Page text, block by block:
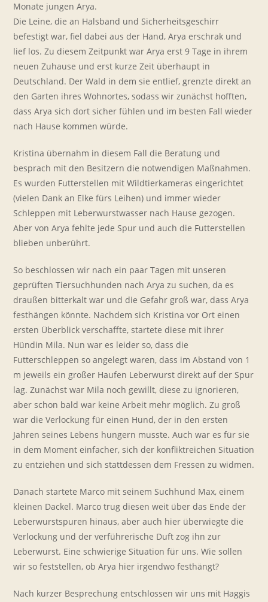
Monate jungen Arya.
Die Leine, die an Halsband und Sicherheitsgeschirr
befestigt war, fiel dabei aus der Hand, Arya erschrak und
lief los. Zu diesem Zeitpunkt war Arya erst 9 Tage in ihrem
neuen Zuhause und erst kurze Zeit überhaupt in
Deutschland. Der Wald in dem sie entlief, grenzte direkt an
den Garten ihres Wohnortes, sodass wir zunächst hofften,
dass Arya sich dort sicher fühlen und im besten Fall wieder
nach Hause kommen würde.
Kristina übernahm in diesem Fall die Beratung und
besprach mit den Besitzern die notwendigen Maßnahmen.
Es wurden Futterstellen mit Wildtierkameras eingerichtet
(vielen Dank an Elke fürs Leihen) und immer wieder
Schleppen mit Leberwurstwasser nach Hause gezogen.
Aber von Arya fehlte jede Spur und auch die Futterstellen
blieben unberührt.
So beschlossen wir nach ein paar Tagen mit unseren
geprüften Tiersuchhunden nach Arya zu suchen, da es
draußen bitterkalt war und die Gefahr groß war, dass Arya
festhängen könnte. Nachdem sich Kristina vor Ort einen
ersten Überblick verschaffte, startete diese mit ihrer
Hündin Mila. Nun war es leider so, dass die
Futterschleppen so angelegt waren, dass im Abstand von 1
m jeweils ein großer Haufen Leberwurst direkt auf der Spur
lag. Zunächst war Mila noch gewillt, diese zu ignorieren,
aber schon bald war keine Arbeit mehr möglich. Zu groß
war die Verlockung für einen Hund, der in den ersten
Jahren seines Lebens hungern musste. Auch war es für sie
in dem Moment einfacher, sich der konfliktreichen Situation
zu entziehen und sich stattdessen dem Fressen zu widmen.
Danach startete Marco mit seinem Suchhund Max, einem
kleinen Dackel. Marco trug diesen weit über das Ende der
Leberwurstspuren hinaus, aber auch hier überwiegte die
Verlockung und der verführerische Duft zog ihn zur
Leberwurst. Eine schwierige Situation für uns. Wie sollen
wir so feststellen, ob Arya hier irgendwo festhängt?
Nach kurzer Besprechung entschlossen wir uns mit Haggis